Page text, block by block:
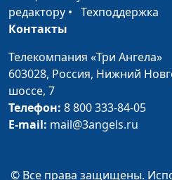
Послушание Богу и
фанатизм
Наказание Божье
редактору • Техподдержка
Контакты
Телекомпания «Три Ангела»
603028, Россия, Нижний
шоссе, 7
Телефон: 8 800 333-84-05
E-mail: mail@3angels.ru
© Все права защищены.